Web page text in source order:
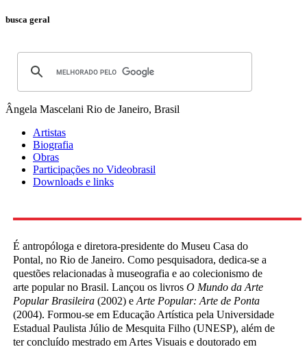
busca geral
Ângela Mascelani Rio de Janeiro, Brasil
Artistas
Biografia
Obras
Participações no Videobrasil
Downloads e links
É antropóloga e diretora-presidente do Museu Casa do
Pontal, no Rio de Janeiro. Como pesquisadora, dedica-se a
questões relacionadas à museografia e ao colecionismo de
arte popular no Brasil. Lançou os livros O Mundo da Arte
Popular Brasileira (2002) e Arte Popular: Arte de Ponta
(2004). Formou-se em Educação Artística pela Universidade
Estadual Paulista Júlio de Mesquita Filho (UNESP), além de
ter concluído mestrado em Artes Visuais e doutorado em